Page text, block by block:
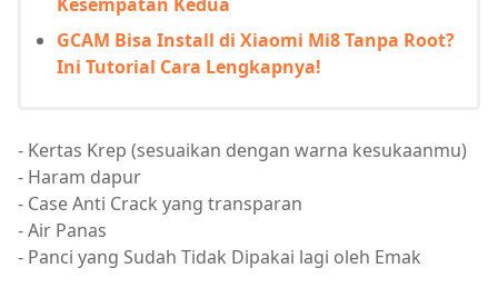
GCAM Bisa Install di Xiaomi Mi8 Tanpa Root?
Ini Tutorial Cara Lengkapnya!
- Kertas Krep (sesuaikan dengan warna kesukaanmu)
- Haram dapur
- Case Anti Crack yang transparan
- Air Panas
- Panci yang Sudah Tidak Dipakai lagi oleh Emak